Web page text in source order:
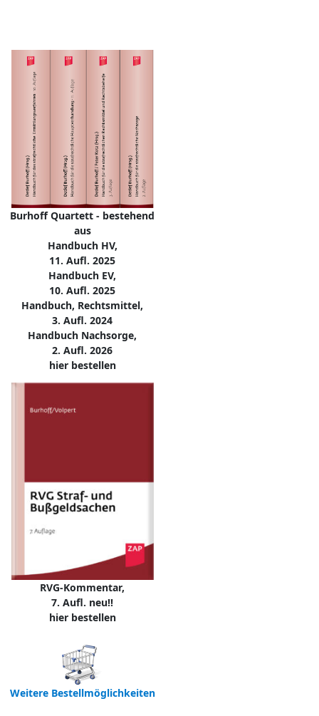
Burhoff Quartett - bestehend
aus
Handbuch HV,
11. Aufl. 2025
Handbuch EV,
10. Aufl. 2025
Handbuch, Rechtsmittel,
3. Aufl. 2024
Handbuch Nachsorge,
2. Aufl. 2026
hier bestellen
RVG-Kommentar,
7. Aufl. neu!!
hier bestellen
Weitere Bestellmöglichkeiten